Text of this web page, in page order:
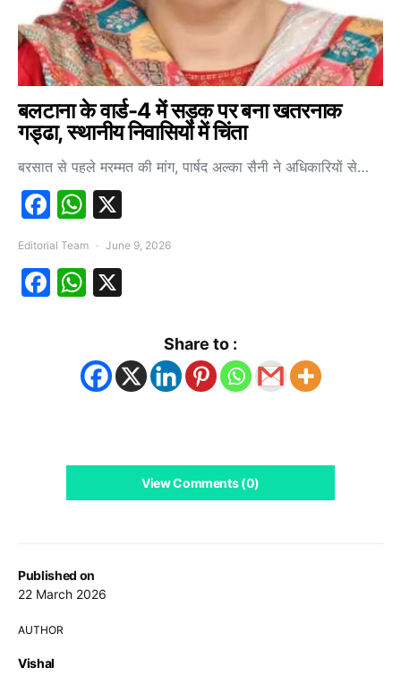
बलटाना के वार्ड-4 में सड़क पर बना खतरनाक
गड्ढा, स्थानीय निवासियों में चिंता
बरसात से पहले मरम्मत की मांग, पार्षद अल्का सैनी ने अधिकारियों से…
Facebook
WhatsApp
Editorial Team June 9, 2026
Published on
22 March 2026
AUTHOR
Vishal
Facebook
WhatsApp
Share to :
View Comments (0)